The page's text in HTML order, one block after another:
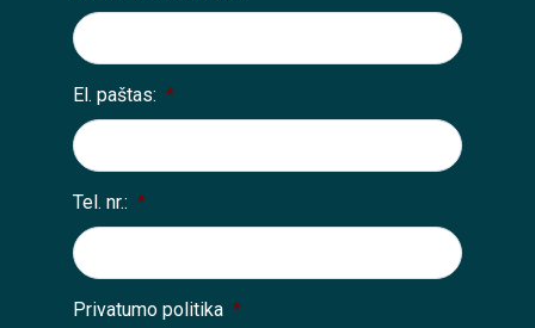
El. paštas: *
Tel. nr.: *
Privatumo politika *